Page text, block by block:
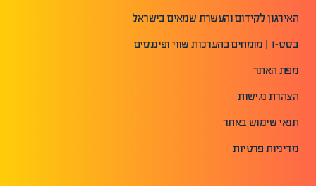
האירגון לקידום והעשרת שמאים בישראל
בסט-1 | מומחים בהערכות שווי ופיננסים
מפת האתר
הצהרת נגישות
תנאי שימוש באתר
מדיניות פרטיות